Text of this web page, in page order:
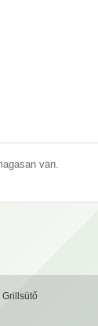
van.
Grillsütő